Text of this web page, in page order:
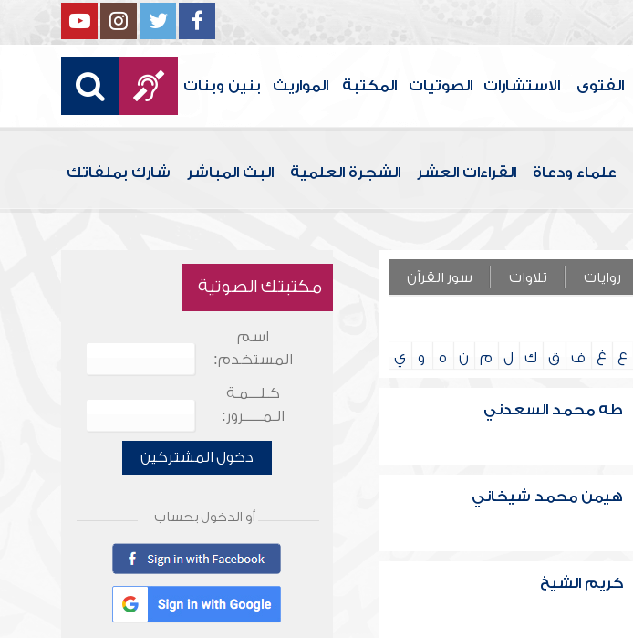
الفتوى الاستشارات الصوتيات المكتبة المواريث بنين وبنات
علماء ودعاة القراءات العشر الشجرة العلمية البث المباشر شارك بملفاتك
روايات تلاوات سور القرآن
ع غ ف ق ك ل م ن ه و ي
طه محمد السعدني
هيمن محمد شيخاني
كريم الشيخ
مكتبتك الصوتية
اسم
المستخدم:
كـلـــمـة
الـمـــــرور:
دخول المشتركين
أو الدخول بحساب